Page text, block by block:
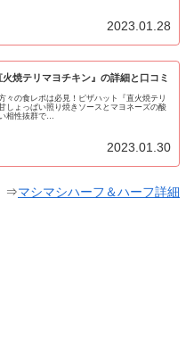
2023.01.28
火焼テリマヨチキン』の詳細と口コミ
々の食レポは必見！ピザハット『直火焼テリ
しょっぱい照り焼きソースとマヨネーズの酸
相性抜群で…
2023.01.30
⇒マシマシハーフ＆ハーフ詳細